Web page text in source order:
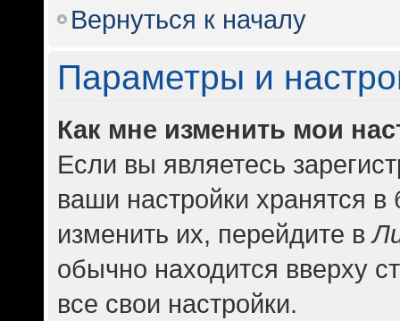
Вернуться к началу
Параметры и
Как мне изменить мои
Если вы являетесь
ваши настройки хранятся
изменить их, перейдите в
обычно находится вверху
все свои настройки.